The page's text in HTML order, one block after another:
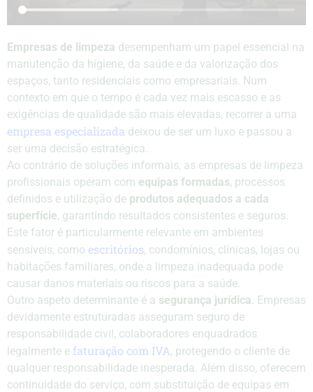
Empresas de limpeza desempenham um papel essencial na
manutenção da higiene, da saúde e da valorização dos
espaços, tanto residenciais como empresariais. Num
contexto em que o tempo é cada vez mais escasso e as
exigências de qualidade são mais elevadas, recorrer a uma
empresa especializada deixou de ser um luxo e passou a
ser uma decisão estratégica.
Ao contrário de soluções informais, as empresas de limpeza
profissionais operam com equipas formadas, processos
definidos e utilização de produtos adequados a cada
superfície, garantindo resultados consistentes e seguros.
Este fator é particularmente relevante em ambientes
sensíveis, como escritórios, condomínios, clínicas, lojas ou
habitações familiares, onde a limpeza inadequada pode
causar danos materiais ou riscos para a saúde.
Outro aspeto determinante é a segurança jurídica. Empresas
devidamente estruturadas asseguram seguro de
responsabilidade civil, colaboradores enquadrados
legalmente e faturação com IVA, protegendo o cliente de
qualquer responsabilidade inesperada. Além disso, oferecem
continuidade do serviço, com substituição de equipas em